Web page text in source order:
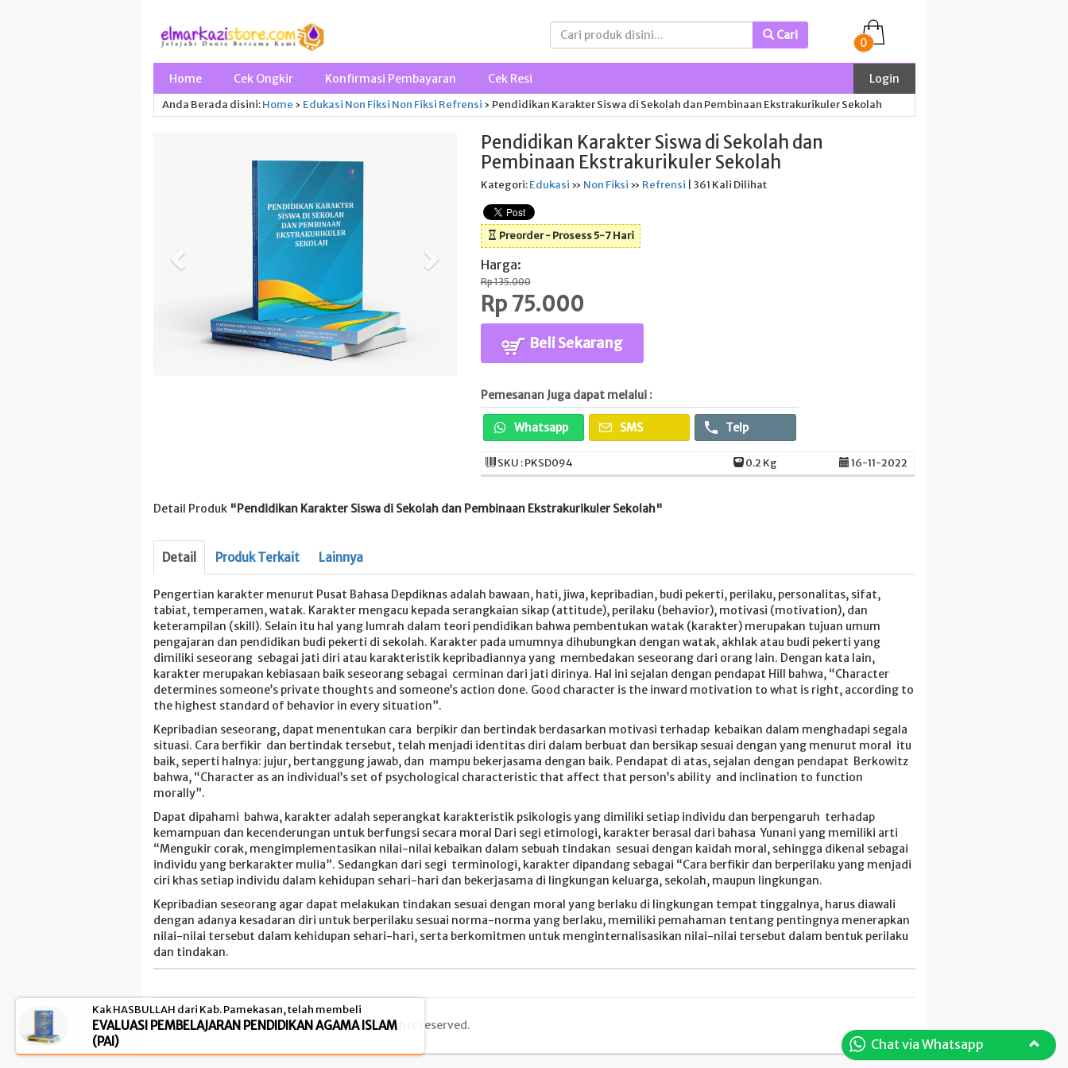
Cari
0
Home Cek Ongkir Konfirmasi Pembayaran Cek Resi Login
Anda Berada disini: Home › Edukasi Non Fiksi Non Fiksi Refrensi › Pendidikan Karakter Siswa di Sekolah dan Pembinaan Ekstrakurikuler Sekolah
Pendidikan Karakter Siswa di Sekolah dan
Pembinaan Ekstrakurikuler Sekolah
Kategori:Edukasi » Non Fiksi » Refrensi | 361 Kali Dilihat
Preorder - Prosess 5-7 Hari
Harga:
Rp 135.000
Rp 75.000
Beli Sekarang
Pemesanan Juga dapat melalui :
Whatsapp SMS Telp
SKU : PKSD094 0.2 Kg 16-11-2022
Detail Produk "Pendidikan Karakter Siswa di Sekolah dan Pembinaan Ekstrakurikuler Sekolah"
Detail Produk Terkait Lainnya
Pengertian karakter menurut Pusat Bahasa Depdiknas adalah bawaan, hati, jiwa, kepribadian, budi pekerti, perilaku, personalitas, sifat,
tabiat, temperamen, watak. Karakter mengacu kepada serangkaian sikap (attitude), perilaku (behavior), motivasi (motivation), dan
keterampilan (skill). Selain itu hal yang lumrah dalam teori pendidikan bahwa pembentukan watak (karakter) merupakan tujuan umum
pengajaran dan pendidikan budi pekerti di sekolah. Karakter pada umumnya dihubungkan dengan watak, akhlak atau budi pekerti yang
dimiliki seseorang sebagai jati diri atau karakteristik kepribadiannya yang membedakan seseorang dari orang lain. Dengan kata lain,
karakter merupakan kebiasaan baik seseorang sebagai cerminan dari jati dirinya. Hal ini sejalan dengan pendapat Hill bahwa, “Character
determines someone’s private thoughts and someone’s action done. Good character is the inward motivation to what is right, according to
the highest standard of behavior in every situation”.
Kepribadian seseorang, dapat menentukan cara berpikir dan bertindak berdasarkan motivasi terhadap kebaikan dalam menghadapi segala
situasi. Cara berfikir dan bertindak tersebut, telah menjadi identitas diri dalam berbuat dan bersikap sesuai dengan yang menurut moral itu
baik, seperti halnya: jujur, bertanggung jawab, dan mampu bekerjasama dengan baik. Pendapat di atas, sejalan dengan pendapat Berkowitz
bahwa, “Character as an individual’s set of psychological characteristic that affect that person’s ability and inclination to function
morally”.
Dapat dipahami bahwa, karakter adalah seperangkat karakteristik psikologis yang dimiliki setiap individu dan berpengaruh terhadap
kemampuan dan kecenderungan untuk berfungsi secara moral Dari segi etimologi, karakter berasal dari bahasa Yunani yang memiliki arti
“Mengukir corak, mengimplementasikan nilai-nilai kebaikan dalam sebuah tindakan sesuai dengan kaidah moral, sehingga dikenal sebagai
individu yang berkarakter mulia”. Sedangkan dari segi terminologi, karakter dipandang sebagai “Cara berfikir dan berperilaku yang menjadi
ciri khas setiap individu dalam kehidupan sehari-hari dan bekerjasama di lingkungan keluarga, sekolah, maupun lingkungan.
Kepribadian seseorang agar dapat melakukan tindakan sesuai dengan moral yang berlaku di lingkungan tempat tinggalnya, harus diawali
dengan adanya kesadaran diri untuk berperilaku sesuai norma-norma yang berlaku, memiliki pemahaman tentang pentingnya menerapkan
nilai-nilai tersebut dalam kehidupan sehari-hari, serta berkomitmen untuk menginternalisasikan nilai-nilai tersebut dalam bentuk perilaku
dan tindakan.
© Copyright 2026 - El-Markazi Store - All rights reserved.
Chat via Whatsapp
Kak HASBULLAH dari Kab. Pamekasan, telah membeli
EVALUASI PEMBELAJARAN PENDIDIKAN AGAMA ISLAM
(PAI)